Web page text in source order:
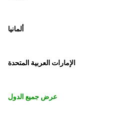
ألمانيا
الإمارات العربية المتحدة
عرض جميع الدول